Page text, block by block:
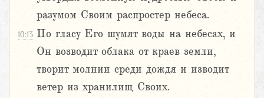
разумом Своим распростер небеса.
10:13 По гласу Его шумят воды на небесах, и
Он возводит облака от краев земли,
творит молнии среди дождя и изводит
ветер из хранилищ Своих.